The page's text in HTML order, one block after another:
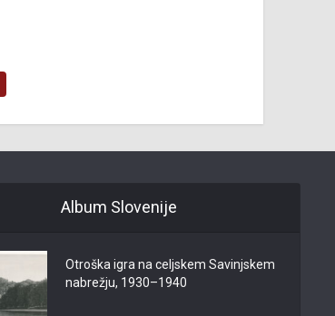
Album Slovenije
Otroška igra na celjskem Savinjskem
nabrežju, 1930–1940